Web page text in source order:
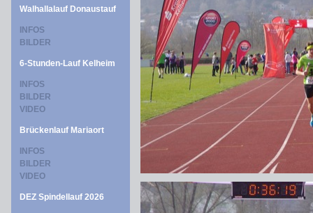
Walhallalauf Donaustauf
INFOS
BILDER
6-Stunden-Lauf Kelheim
INFOS
BILDER
VIDEO
Brückenlauf Mariaort
INFOS
BILDER
VIDEO
DEZ Spindellauf 2026